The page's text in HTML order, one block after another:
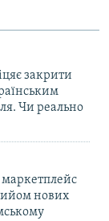
закрити
Чи реально
нових